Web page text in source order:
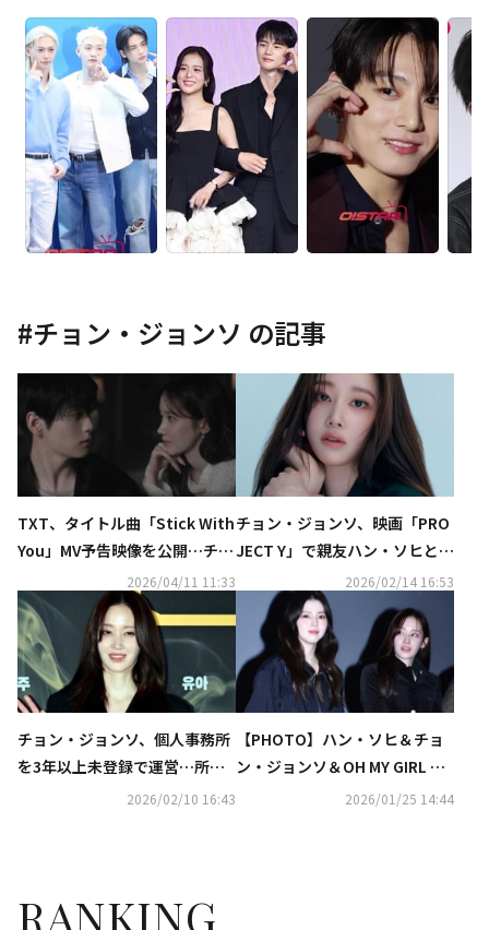
#チョン・ジョンソ の記事
TXT、タイトル曲「Stick With
You」MV予告映像を公開…チョ
ン・ジョンソの登場にも注目
2026/04/11 11:33
チョン・ジョンソ、映画「PRO
JECT Y」で親友ハン・ソヒと共
演“1人じゃないと思えた初めて
の作品”
2026/02/14 16:53
チョン・ジョンソ、個人事務所
を3年以上未登録で運営…所属
事務所が手続き完了を報告
2026/02/10 16:43
【PHOTO】ハン・ソヒ＆チョ
ン・ジョンソ＆OH MY GIRL ユ
アら、映画「PROJECT Y」舞台
2026/01/25 14:44
RANKING